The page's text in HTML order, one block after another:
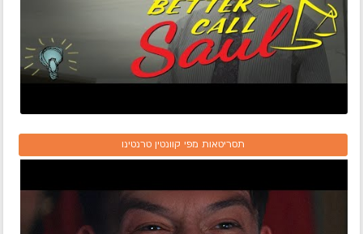
תסריטאות מפי קוונטין טרנטינו